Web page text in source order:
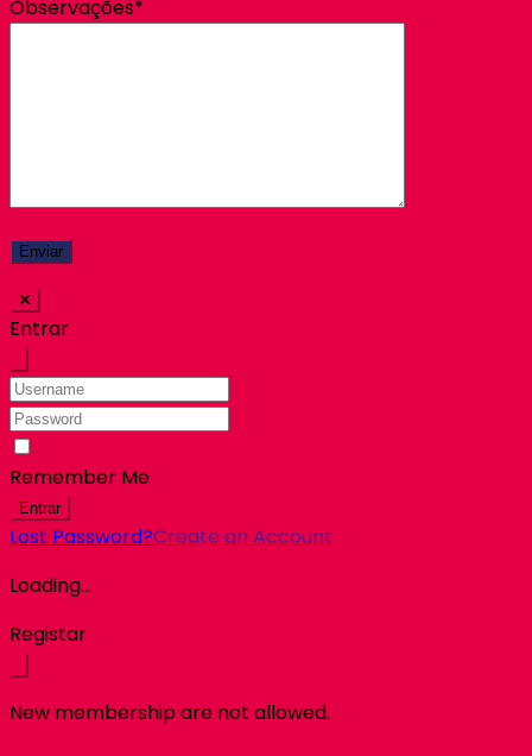
Observações*
Entrar
Remember Me
Entrar
Lost Password?Create an Account
Loading...
Registar
New membership are not allowed.